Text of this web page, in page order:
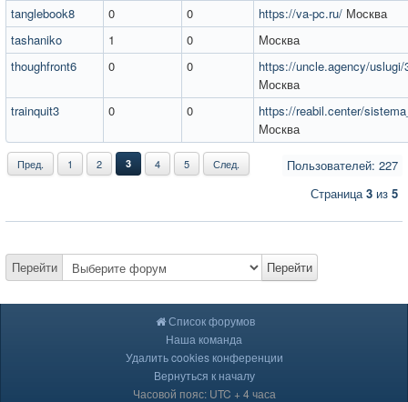
tanglebook8
0 0 https://va-pc.ru/ Москва
tashaniko
1 0
Москва
thoughfront6
0 0
https://uncle.agency/uslugi/
Москва
trainquit3
0 0
https://reabil.center/
Москва
Пользователей: 227
Пред. 1 2 3 4 5 След.
Страница3 из 5
Перейти Перейти
Список форумов
Наша команда
Удалить cookies конференции
Вернуться к началу
Часовой пояс: UTC + 4 часа